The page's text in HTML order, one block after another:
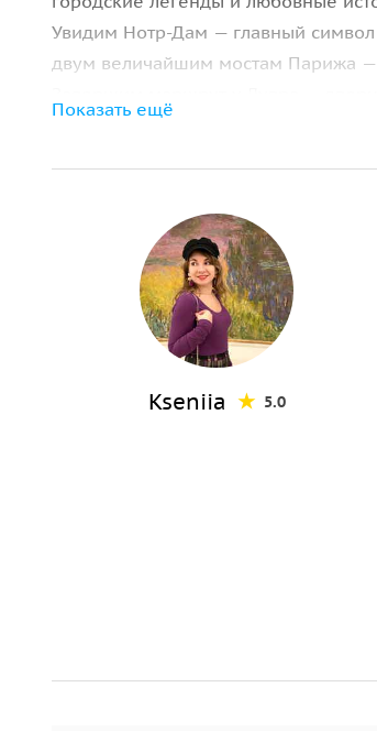
Увидим Нотр-Дам — главный
двум величайшим мостам Парижа —
Показать ещё
Kseniia 5.0